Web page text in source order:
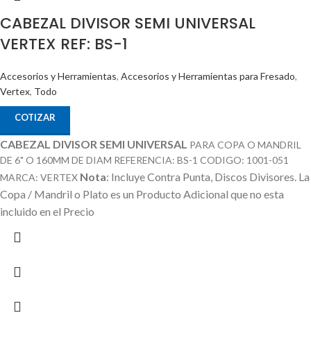
CABEZAL DIVISOR SEMI UNIVERSAL
VERTEX REF: BS-1
Accesorios y Herramientas, Accesorios y Herramientas para Fresado,
Vertex, Todo
COTIZAR
CABEZAL DIVISOR SEMI UNIVERSAL PARA COPA O MANDRIL
DE 6" O 160MM DE DIAM REFERENCIA: BS-1 CODIGO: 1001-051
MARCA: VERTEX Nota: Incluye Contra Punta, Discos Divisores. La
Copa / Mandril o Plato es un Producto Adicional que no esta
incluido en el Precio